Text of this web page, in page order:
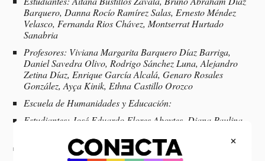
Barquero, Danna Rocío Ramírez Salas, Ernesto Méndez
Velasco, Fernanda Rios Chávez, Montserrat Hurtado
Sanabria
Profesores: Viviana Margarita Barquero Díaz Barriga,
Daniel Savedra Olivo, Rodrigo Sánchez Luna, Alejandro
Zetina Díaz, Enrique García Alcalá, Genaro Rosales
González, Ayça Kinik, Ethna Castillo Orozco
Escuela de Humanidades y Educación:
Estudiantes: José Eduardo Flores Aboytes, Diana Paulina
Profesores: Héctor Falcón Villa, Diana Hernández Martínez
×